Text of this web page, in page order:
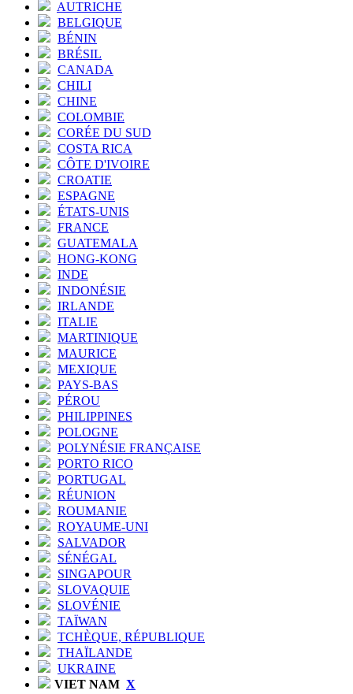
AUTRICHE
BELGIQUE
BÉNIN
BRÉSIL
CANADA
CHILI
CHINE
COLOMBIE
CORÉE DU SUD
COSTA RICA
CÔTE D'IVOIRE
CROATIE
ESPAGNE
ÉTATS-UNIS
FRANCE
GUATEMALA
HONG-KONG
INDE
INDONÉSIE
IRLANDE
ITALIE
MARTINIQUE
MAURICE
MEXIQUE
PAYS-BAS
PÉROU
PHILIPPINES
POLOGNE
POLYNÉSIE FRANÇAISE
PORTO RICO
PORTUGAL
RÉUNION
ROUMANIE
ROYAUME-UNI
SALVADOR
SÉNÉGAL
SINGAPOUR
SLOVAQUIE
SLOVÉNIE
TAÏWAN
TCHÈQUE, RÉPUBLIQUE
THAÏLANDE
UKRAINE
VIET NAM X